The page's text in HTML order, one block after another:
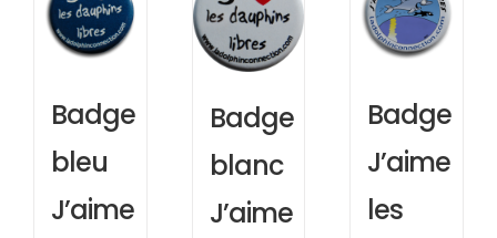
Badge
bleu
J’aime
Badge
blanc
J’aime
Badge
J’aime
les